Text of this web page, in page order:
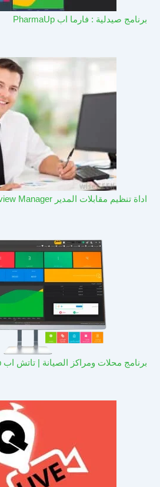
برنامج صيدلية : فارما اب PharmaUp​
اداة تنظيم مقابلات المدير Interview Manager
برنامج محلات ومراكز الصيانة | تاتش اب TouchUp